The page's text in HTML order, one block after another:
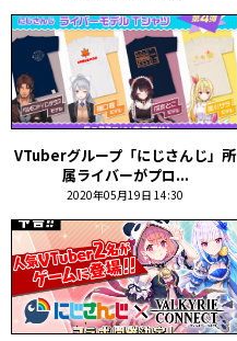
VTuberグループ「にじさんじ」所
属ライバーがプロ...
2020年05月19日 14:30